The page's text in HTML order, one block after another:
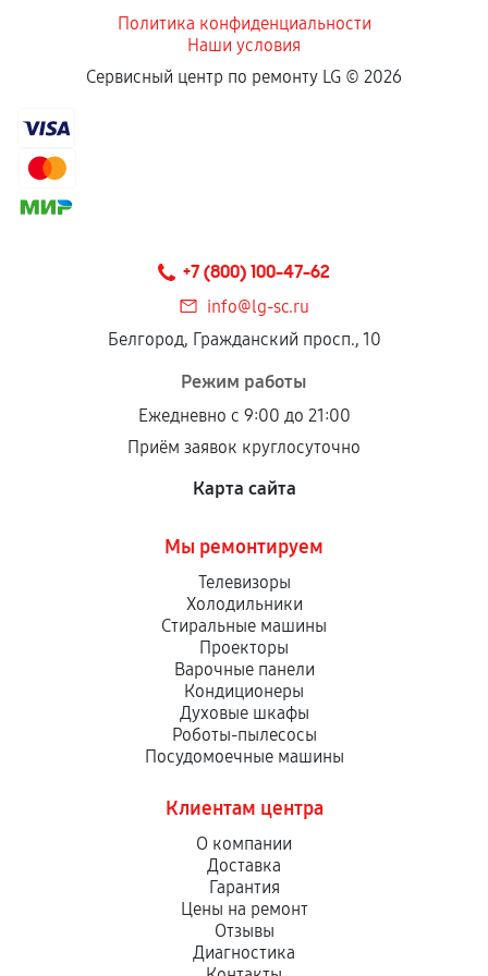
Если комплектующие куплены
сохраняться полностью или частично, если
соблюдены следующие условия:
Установка была выполнена нашим сервисным
центром.
При этом гарантия на сами комплектующие
продавца. За качество сторонних деталей
сервисный центр ответственности не несет.
Политика конфиденциальности
Наши условия
Сервисный центр по ремонту LG © 2026
+7 (800) 100-47-62
info@lg-sc.ru
Белгород, Гражданский просп., 10
Режим работы
Ежедневно с 9:00 до 21:00
Приём заявок круглосуточно
Карта сайта
Мы ремонтируем
Телевизоры
Холодильники
Стиральные машины
Проекторы
Варочные панели
Кондиционеры
Духовые шкафы
Роботы-пылесосы
Посудомоечные машины
Клиентам центра
О компании
Доставка
Гарантия
Цены на ремонт
Отзывы
Диагностика